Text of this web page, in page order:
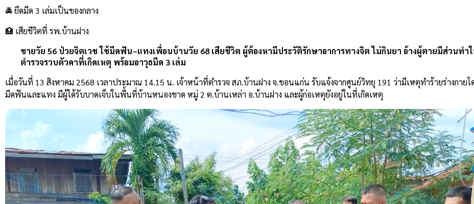
🚔 ยึดมีด 3 เล่มเป็นของกลาง
🏥 เสียชีวิตที่ รพ.บ้านฝาง
ชายวัย 56 ป่วยจิตเวช ใช้มีดฟัน–แทงเพื่อนบ้านวัย 68 เสียชีวิต ผู้ต้องหามีประวัติรักษาอาการทางจิต ไม่กินยา อ้างผู้ตายมีส่วนทำ
ตำรวจรวบตัวคาที่เกิดเหตุ พร้อมอาวุธมีด 3 เล่ม
เมื่อวันที่ 13 สิงหาคม 2568 เวลาประมาณ 14.15 น. เจ้าหน้าที่ตำรวจ สภ.บ้านฝาง จ.ขอนแก่น รับแจ้งจากศูนย์วิทยุ 191 ว่ามีเหตุทำร้ายร่างกายโ
มีดฟันและแทง มีผู้ได้รับบาดเจ็บในพื้นที่บ้านหนองชาด หมู่ 2 ต.บ้านเหล่า อ.บ้านฝาง และผู้ก่อเหตุยังอยู่ในที่เกิดเหตุ